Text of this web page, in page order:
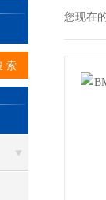
您现在